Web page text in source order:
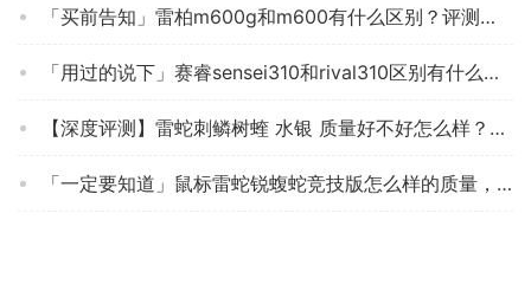
「买前告知」雷柏m600g和m600有什么区别？评测质量好不好
「用过的说下」赛睿sensei310和rival310区别有什么不同？哪个更合适
【深度评测】雷蛇刺鳞树蝰 水银 质量好不好怎么样？买鼠标 应该注意哪些方面细节！
「一定要知道」鼠标雷蛇锐蝮蛇竞技版怎么样的质量，评测为什么这样？